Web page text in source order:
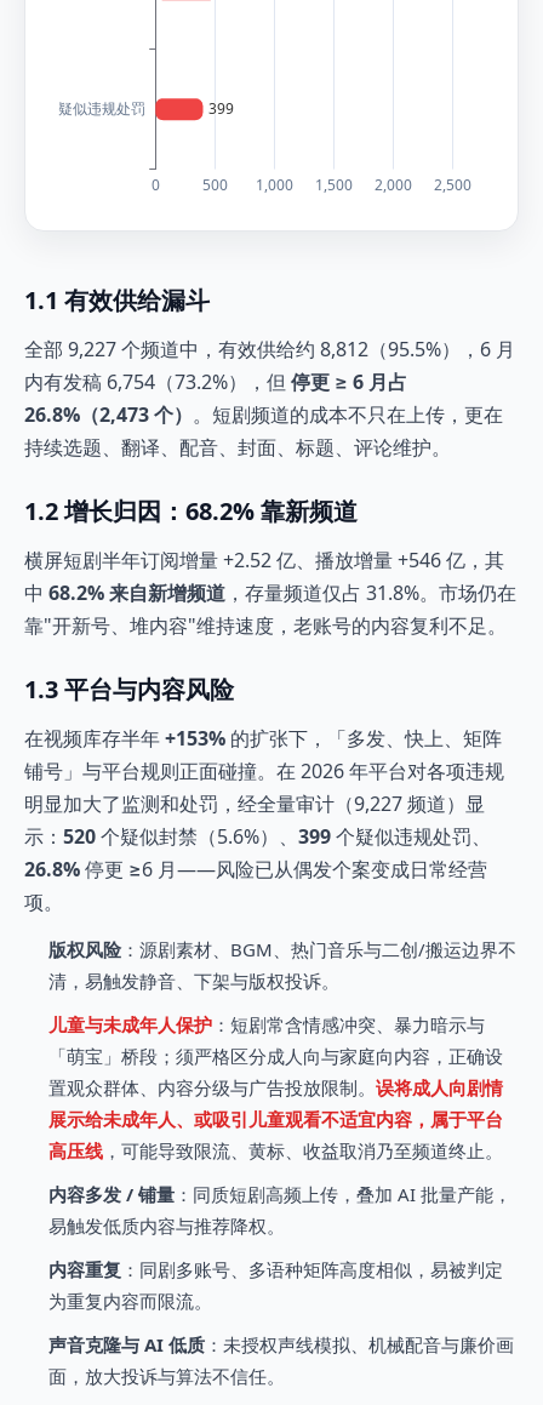
1.1 有效供给漏斗
全部 9,227 个频道中，有效供给约 8,812（95.5%），6 月
内有发稿 6,754（73.2%），但 停更 ≥ 6 月占
26.8%（2,473 个） 。短剧频道的成本不只在上传，更在
持续选题、翻译、配音、封面、标题、评论维护。
1.2 增长归因：68.2% 靠新频道
横屏短剧半年订阅增量 +2.52 亿、播放增量 +546 亿，其
中 68.2% 来自新增频道 ，存量频道仅占 31.8%。市场仍在
靠"开新号、堆内容"维持速度，老账号的内容复利不足。
1.3 平台与内容风险
在视频库存半年+153% 的扩张下，「多发、快上、矩阵
铺号」与平台规则正面碰撞。在 2026 年平台对各项违规
明显加大了监测和处罚，经全量审计（9,227 频道）显
示： 520个疑似封禁（5.6%）、 399个疑似违规处罚、
26.8%停更 ≥6 月——风险已从偶发个案变成日常经营
项。
版权风险 ：源剧素材、BGM、热门音乐与二创/搬运边界不
清，易触发静音、下架与版权投诉。
儿童与未成年人保护 ：短剧常含情感冲突、暴力暗示与
「萌宝」桥段；须严格区分成人向与家庭向内容，正确设
置观众群体、内容分级与广告投放限制。 误将成人向剧情
展示给未成年人、或吸引儿童观看不适宜内容，属于平台
高压线 ，可能导致限流、黄标、收益取消乃至频道终止。
内容多发 / 铺量 ：同质短剧高频上传，叠加 AI 批量产能，
易触发低质内容与推荐降权。
内容重复 ：同剧多账号、多语种矩阵高度相似，易被判定
为重复内容而限流。
声音克隆与 AI 低质 ：未授权声线模拟、机械配音与廉价画
面，放大投诉与算法不信任。